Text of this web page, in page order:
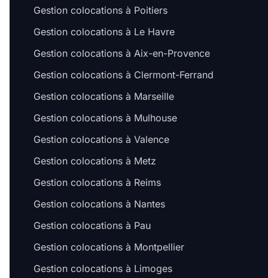
Gestion colocations à Poitiers
Gestion colocations à Le Havre
Gestion colocations à Aix-en-Provence
Gestion colocations à Clermont-Ferrand
Gestion colocations à Marseille
Gestion colocations à Mulhouse
Gestion colocations à Valence
Gestion colocations à Metz
Gestion colocations à Reims
Gestion colocations à Nantes
Gestion colocations à Pau
Gestion colocations à Montpellier
Gestion colocations à Limoges